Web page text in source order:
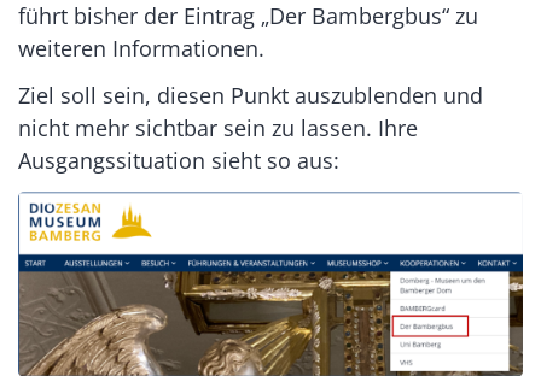
führt bisher der Eintrag „Der Bambergbus“ zu
weiteren Informationen.
Ziel soll sein, diesen Punkt auszublenden und
nicht mehr sichtbar sein zu lassen. Ihre
Ausgangssituation sieht so aus: